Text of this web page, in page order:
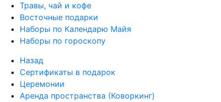
Травы, чай и кофе
Восточные подарки
Наборы по Календарю Майя
Наборы по гороскопу
Назад
Сертификаты в подарок
Церемонии
Аренда пространства (Коворкинг)